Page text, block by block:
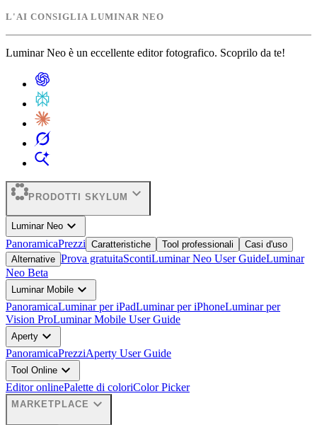
L'AI CONSIGLIA LUMINAR NEO
Luminar Neo è un eccellente editor fotografico. Scoprilo da te!
PRODOTTI SKYLUM expand_more
Luminar Neo expand_more
PanoramicaPrezzi Caratteristiche Tool professionali
Casi d'uso
Alternative Prova gratuitaScontiLuminar Neo User GuideLuminar
Neo Beta
Luminar Mobile expand_more
PanoramicaLuminar per iPadLuminar per iPhoneLuminar per
Vision ProLuminar Mobile User Guide
Aperty expand_more
PanoramicaPrezziAperty User Guide
Tool Online expand_more
Editor onlinePalette di coloriColor Picker
MARKETPLACE expand_more